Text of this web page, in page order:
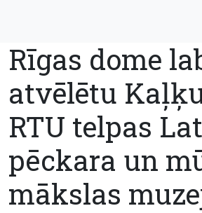
Rīgas dome
atvēlētu
RTU telpas
pēckara un
mākslas